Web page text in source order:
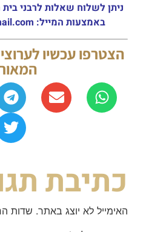
ניתן לשלוח שאלות לרבני
באמצעות המייל: sm088302222@gmail.com
הצטרפו עכשיו
כתיבת
האימייל לא יוצג באתר. שדות